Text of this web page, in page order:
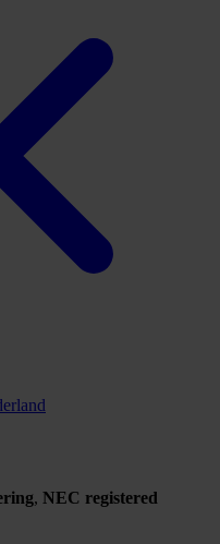
, NEC registered